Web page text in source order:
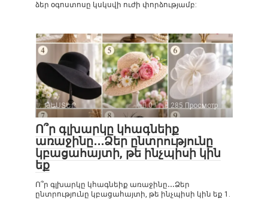
ձեր օգոստոսը կսկսվի ուժի փորձությամբ:
ԹԵՍՏԵՐ 0 285 Просмотр
Ո՞ր գլխարկը կհագնեիք
առաջինը․․․Ձեր ընտրությունը
կբացահայտի, թե ինչպիսի կին
եք
Ո՞ր գլխարկը կհագնեիք առաջինը․․․Ձեր
ընտրությունը կբացահայտի, թե ինչպիսի կին եք 1.